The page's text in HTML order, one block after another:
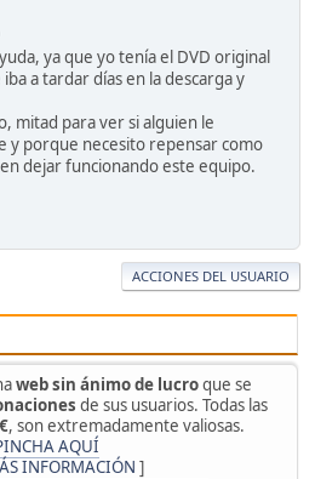
web sin ánimo de lucroque se
de sus usuarios. Todas las
, son extremadamente valiosas.
AQUÍ
INFORMACIÓN ]
ya que yo tenía el DVD original
a tardar días en la descarga y
mitad para ver si alguien le
y porque necesito repensar como
dejar funcionando este equipo.
ACCIONES DEL USUARIO